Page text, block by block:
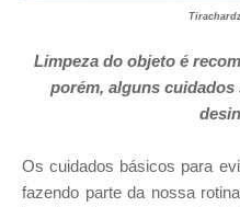
Limpeza do objeto é
porém, alguns cuidados
Os cuidados básicos para
fazendo parte da nossa